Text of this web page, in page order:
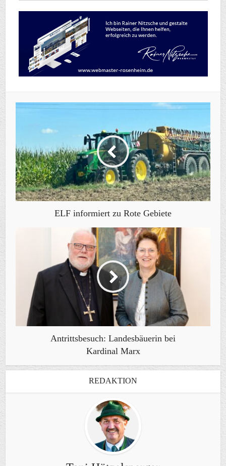
ELF informiert zu Rote Gebiete
Antrittsbesuch: Landesbäuerin bei
Kardinal Marx
REDAKTION